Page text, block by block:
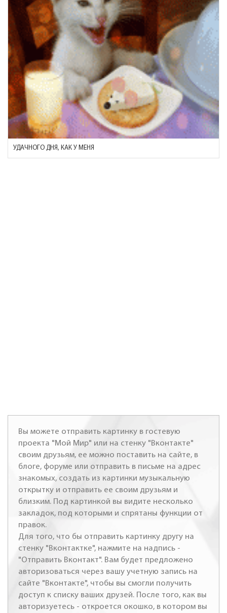
УДАЧНОГО ДНЯ, КАК У МЕНЯ
Вы можете отправить картинку в гостевую
проекта "Мой Мир" или на стенку "Вконтакте"
своим друзьям, ее можно поставить на сайте, в
блоге, форуме или отправить в письме на адрес
знакомых, создать из картинки музыкальную
открытку и отправить ее своим друзьям и
близким. Под картинкой вы видите несколько
закладок, под которыми и спрятаны функции от
правок.
Для того, что бы отправить картинку другу на
стенку "Вконтактке", нажмите на надпись -
"Отправить Вконтакт". Вам будет предложено
авторизоваться через вашу учетную запись на
сайте "Вконтакте", чтобы вы смогли получить
доступ к списку ваших друзей. После того, как вы
авторизуетесь - откроется окошко, в котором вы